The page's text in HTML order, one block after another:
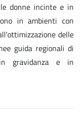
donne incinte e in
in ambienti con
delle
guida regionali di
gravidanza e in